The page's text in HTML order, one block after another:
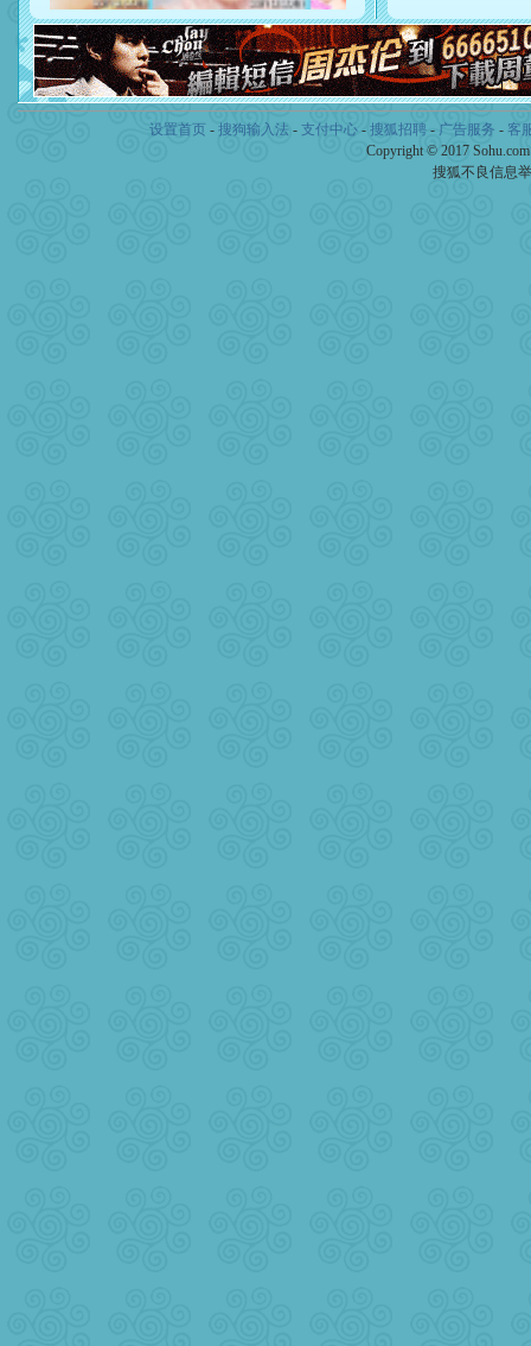
离。水晶之恋祝你新年快乐
[元旦]当我狠下心扭头离去
泣，这痛楚让我明白我多
卖了。水晶之恋祝你新年快
[春节]风柔雨润好月圆，半
颜！冬去春来似水如烟，
道一声平安！新年吉祥万事
[春节]传说薰衣草有四片叶
片叶子是希望，第三片叶
设置首页 - 搜狗输入法 - 支付中心- 搜狐招聘- 广告服务 - 客
Copyright © 2017
搜狐不良信息